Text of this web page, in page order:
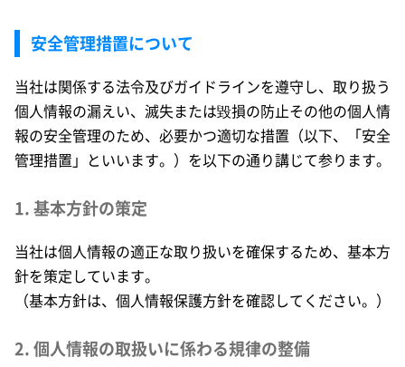
安全管理措置について
当社は関係する法令及びガイドラインを遵守し、取り扱う
個人情報の漏えい、滅失または毀損の防止その他の個人情
報の安全管理のため、必要かつ適切な措置（以下、「安全
管理措置」といいます。）を以下の通り講じて参ります。
1. 基本方針の策定
当社は個人情報の適正な取り扱いを確保するため、基本方
針を策定しています。
（基本方針は、個人情報保護方針を確認してください。）
2. 個人情報の取扱いに係わる規律の整備